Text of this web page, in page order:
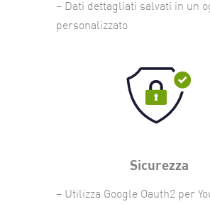
– Dati dettagliati salvati in un
personalizzato
Sicurezza
– Utilizza Google Oauth2 per